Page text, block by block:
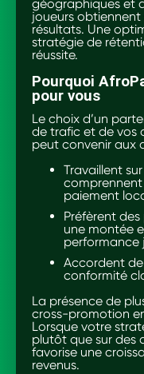
géographiques et
joueurs
résultats. Une
stratégie de
réussite.
Pourquoi
pour vous
Le choix d’un
de trafic et de vos
peut convenir aux
Travaillent
paiement
Préfèrent
une montée
performance
Accordent
conformité
La présence de
cross-promotion
Lorsque votre
plutôt que sur des
favorise une
revenus.